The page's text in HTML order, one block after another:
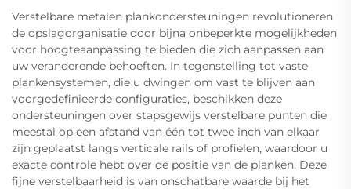
Verstelbare metalen plankondersteuningen revolutioneren
de opslagorganisatie door bijna onbeperkte mogelijkheden
voor hoogteaanpassing te bieden die zich aanpassen aan
uw veranderende behoeften. In tegenstelling tot vaste
plankensystemen, die u dwingen om vast te blijven aan
voorgedefinieerde configuraties, beschikken deze
ondersteuningen over stapsgewijs verstelbare punten die
meestal op een afstand van één tot twee inch van elkaar
zijn geplaatst langs verticale rails of profielen, waardoor u
exacte controle hebt over de positie van de planken. Deze
fijne verstelbaarheid is van onschatbare waarde bij het